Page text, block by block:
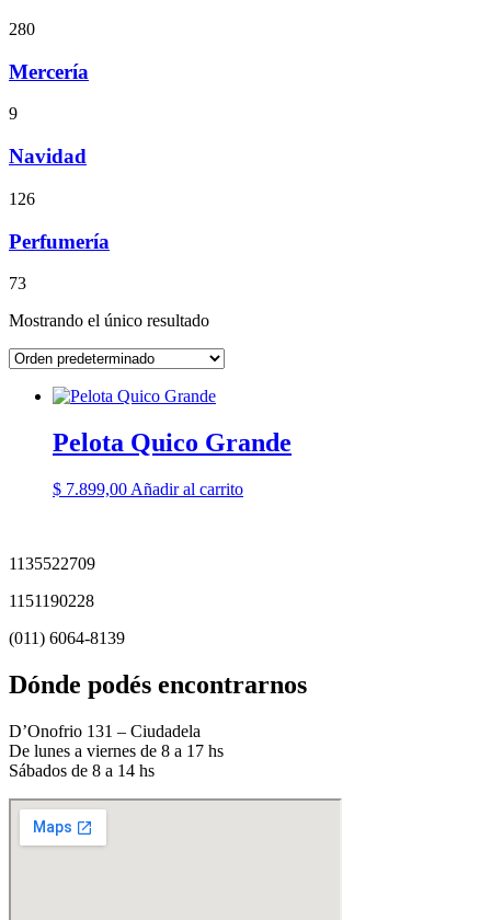
280
Mercería
9
Navidad
126
Perfumería
73
Mostrando el único resultado
Pelota Quico Grande
$ 7.899,00 Añadir al carrito
1135522709
1151190228
(011) 6064-8139
Dónde podés encontrarnos
D’Onofrio 131 – Ciudadela
De lunes a viernes de 8 a 17 hs
Sábados de 8 a 14 hs